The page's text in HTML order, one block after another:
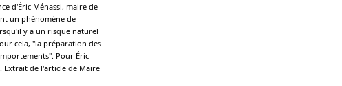
d'Éric Ménassi, maire de
un phénomène de
y a un risque naturel
cela, "la préparation des
Pour Éric
Extrait de l'article de Maire